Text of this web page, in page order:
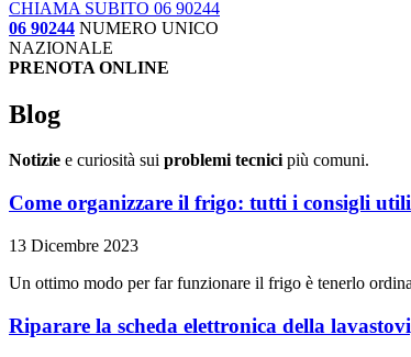
CHIAMA SUBITO 06 90244
06 90244 NUMERO UNICO
NAZIONALE
PRENOTA ONLINE
Blog
Notizie e curiosità sui problemi tecnicipiù comuni.
Come organizzare il frigo: tutti i consigli
13 Dicembre 2023
Un ottimo modo per far funzionare il frigo è tenerlo
Riparare la scheda elettronica della